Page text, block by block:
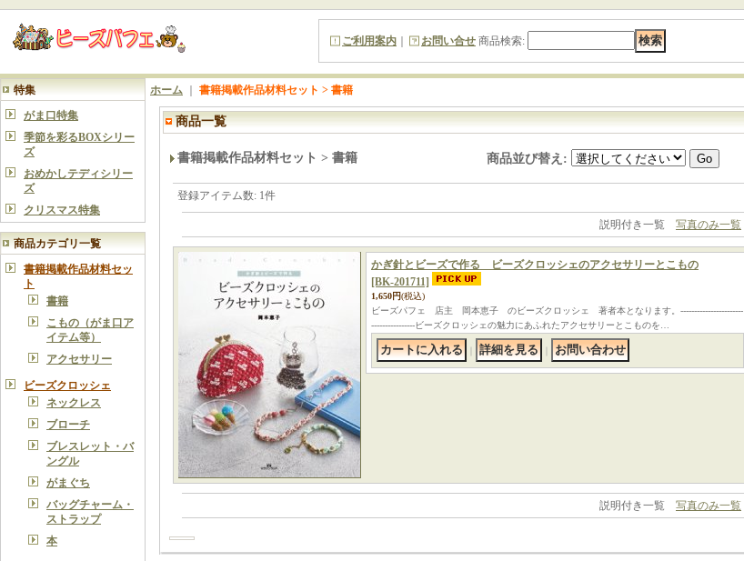
ご利用案内 お問い合せ 商品検索:
特集
がま口特集
季節を彩るBOXシリー
ズ
おめかしテディシリー
ズ
クリスマス特集
商品カテゴリ一覧
書籍掲載作品材料セッ
ト
書籍
こもの（がま口ア
イテム等）
アクセサリー
ビーズクロッシェ
ネックレス
ブローチ
ブレスレット・バ
ングル
がまぐち
バッグチャーム・
ストラップ
本
ホーム 書籍掲載作品材料セット > 書籍
商品一覧
書籍掲載作品材料セット > 書籍 商品並び替え :
登録アイテム数: 1件
説明付き一覧 写真のみ一覧
かぎ針とビーズで作る ビーズクロッシェのアクセサリーとこもの
[BK-201711]
1,650円(税込)
ビーズパフェ 店主 岡本恵子 のビーズクロッシェ 著者本となります。-----------------------
----------------ビーズクロッシェの魅力にあふれたアクセサリーとこものを…
説明付き一覧 写真のみ一覧